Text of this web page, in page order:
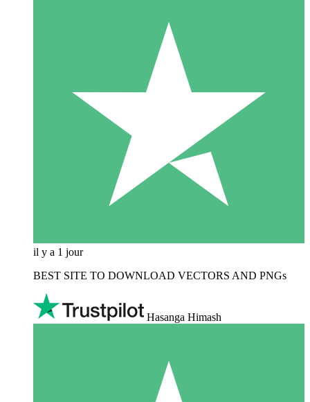
il y a 1 jour
BEST SITE TO DOWNLOAD VECTORS AND PNGs
Hasanga Himash